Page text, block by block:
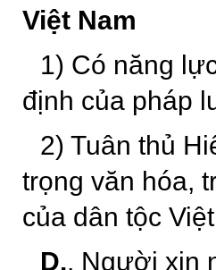
Việt Nam
1) Có năng
định của pháp
2) Tuân thủ
trọng văn hóa,
của dân tộc
D.. Người xin